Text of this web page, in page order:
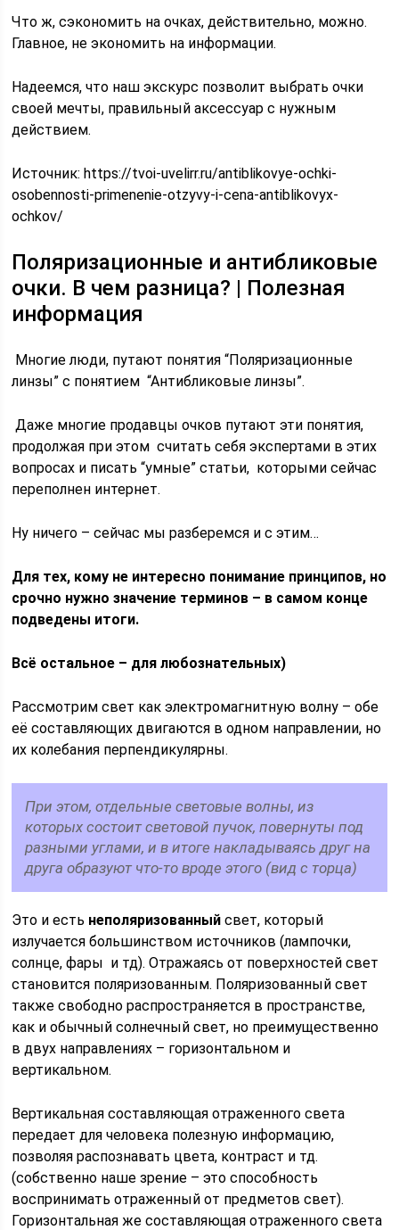
Что ж, сэкономить на очках, действительно, можно.
Главное, не экономить на информации.
Надеемся, что наш экскурс позволит выбрать очки
своей мечты, правильный аксессуар с нужным
действием.
Источник:https://tvoi-uvelirr.ru/antiblikovye-ochki-
osobennosti-primenenie-otzyvy-i-cena-antiblikovyx-
ochkov/
Поляризационные и антибликовые
очки. В чем разница? | Полезная
информация
Многие люди, путают понятия “Поляризационные
линзы” с понятием “Антибликовые линзы”.
Даже многие продавцы очков путают эти понятия,
продолжая при этом считать себя экспертами в этих
вопросах и писать “умные” статьи, которыми сейчас
переполнен интернет.
Ну ничего – сейчас мы разберемся и с этим…
Для тех, кому не интересно понимание принципов, но
срочно нужно значение терминов – в самом конце
подведены итоги.
Всё остальное – для любознательных)
Рассмотрим свет как электромагнитную волну – обе
её составляющих двигаются в одном направлении, но
их колебания перпендикулярны.
При этом, отдельные световые волны, из
которых состоит световой пучок, повернуты под
разными углами, и в итоге накладываясь друг на
друга образуют что-то вроде этого (вид с торца)
Это и есть неполяризованный свет, который
излучается большинством источников (лампочки,
солнце, фары и тд). Отражаясь от поверхностей свет
становится поляризованным. Поляризованный свет
также свободно распространяется в пространстве,
как и обычный солнечный свет, но преимущественно
в двух направлениях – горизонтальном и
вертикальном.
Вертикальная составляющая отраженного света
передает для человека полезную информацию,
позволяя распознавать цвета, контраст и тд.
(собственно наше зрение – это способность
воспринимать отраженный от предметов свет).
Горизонтальная же составляющая отраженного света